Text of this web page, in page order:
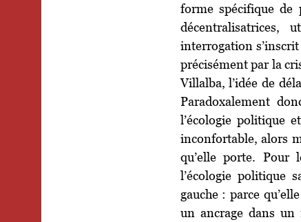
forme spécifique de
décentralisatrices,
interrogation
précisément par la
Villalba, l’idée de
Paradoxalement
l’écologie politique
inconfortable, alors
qu’elle porte. Pour
l’écologie politique
gauche : parce
un ancrage dans